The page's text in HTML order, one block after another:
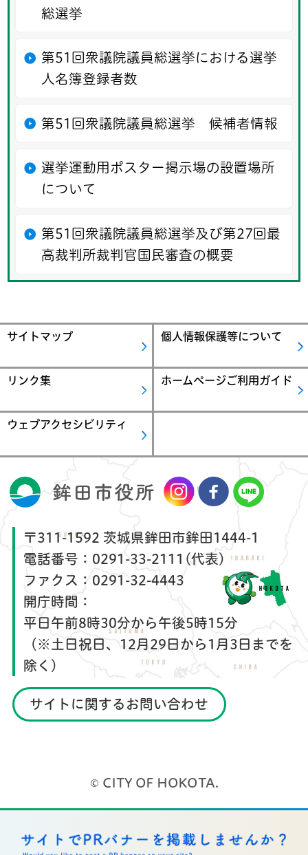
総選挙
第51回衆議院議員総選挙における選挙
人名簿登録者数
第51回衆議院議員総選挙 候補者情報
選挙運動用ポスター掲示場の設置場所
について
第51回衆議院議員総選挙及び第27回最
高裁判所裁判官国民審査の概要
サイトマップ 個人情報保護等について
リンク集 ホームページご利用ガイド
ウェブアクセシビリティ
〒311-1592 茨城県鉾田市鉾田1444-1
電話番号： 0291-33-2111(代表)
ファクス： 0291-32-4443
開庁時間：
平日午前8時30分から午後5時15分
（※土日祝日、12月29日から1月3日までを
除く）
サイトに関するお問い合わせ
© CITY OF HOKOTA.